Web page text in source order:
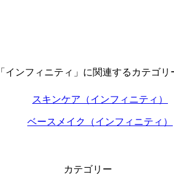
「インフィニティ」に関連するカテゴリ
スキンケア（インフィニティ）
ベースメイク（インフィニティ）
カテゴリー